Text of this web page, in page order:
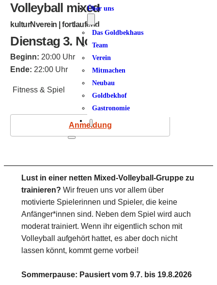
Über uns
Das Goldbekhaus
Team
Verein
Mitmachen
Neubau
Goldbekhof
Gastronomie
Volleyball mixed
kulturNverein | fortlaufend
Dienstag 3. November 2026
Beginn: 20:00 Uhr
Ende: 22:00 Uhr
Fitness & Spiel
Anmeldung
Lust in einer netten Mixed-Volleyball-Gruppe zu
trainieren? Wir freuen uns vor allem über
motivierte Spielerinnen und Spieler, die keine
Anfänger*innen sind. Neben dem Spiel wird auch
moderat trainiert. Wenn ihr eigentlich schon mit
Volleyball aufgehört hattet, es aber doch nicht
lassen könnt, kommt gerne vorbei!
Sommerpause: Pausiert vom 9.7. bis 19.8.2026